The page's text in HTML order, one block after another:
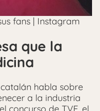
fans | Instagram
que la
habla sobre
a la industria